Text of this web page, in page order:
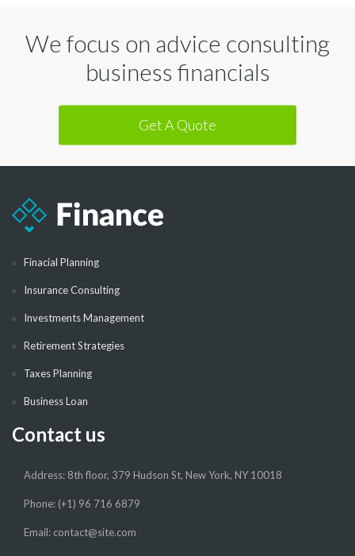
We focus on advice consulting
business financials
Get A Quote
Finacial Planning
Insurance Consulting
Investments Management
Retirement Strategies
Taxes Planning
Business Loan
Contact us
Address: 8th floor, 379 Hudson St, New York, NY 10018
Phone: (+1) 96 716 6879
Email: contact@site.com